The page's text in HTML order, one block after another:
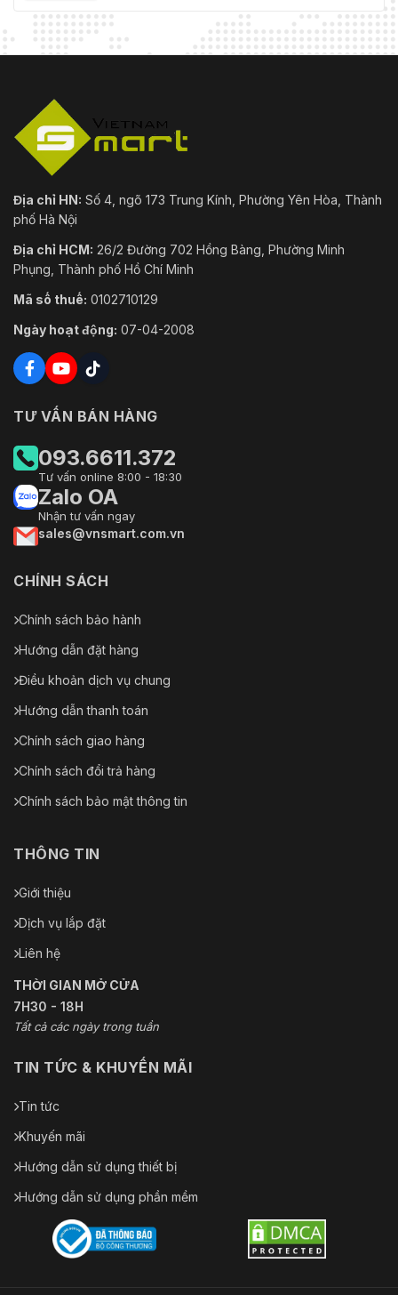
Địa chỉ HN: Số 4, ngõ 173 Trung Kính, Phường Yên Hòa, Thành
phố Hà Nội
Địa chỉ HCM: 26/2 Đường 702 Hồng Bàng, Phường Minh
Phụng, Thành phố Hồ Chí Minh
Mã số thuế: 0102710129
Ngày hoạt động: 07-04-2008
TƯ VẤN BÁN HÀNG
093.6611.372
Tư vấn online 8:00 - 18:30
Zalo OA
Nhận tư vấn ngay
sales@vnsmart.com.vn
CHÍNH SÁCH
Chính sách bảo hành
Hướng dẫn đặt hàng
Điều khoản dịch vụ chung
Hướng dẫn thanh toán
Chính sách giao hàng
Chính sách đổi trả hàng
Chính sách bảo mật thông tin
THÔNG TIN
Giới thiệu
Dịch vụ lắp đặt
Liên hệ
THỜI GIAN MỞ CỬA
7H30 - 18H
Tất cả các ngày trong tuần
TIN TỨC & KHUYẾN MÃI
Tin tức
Khuyến mãi
Hướng dẫn sử dụng thiết bị
Hướng dẫn sử dụng phần mềm